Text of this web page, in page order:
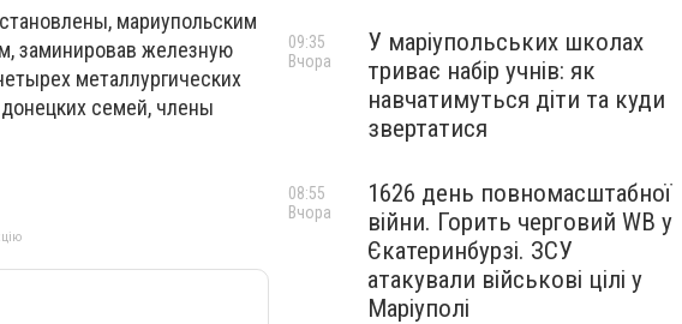
мариупольским
заминировав железную
металлургических
семей, члены
У маріупольських школах
триває набір учнів: як
навчатимуться діти та куди
звертатися
09:35
Вчора
1626 день повномасштабної
війни. Горить черговий WB у
Єкатеринбурзі. ЗСУ
атакували військові цілі у
Маріуполі
08:55
Вчора